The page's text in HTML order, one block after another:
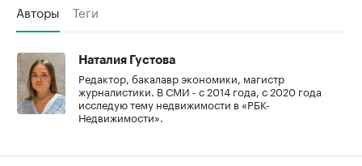
Авторы Теги
Наталия Густова
Редактор, бакалавр экономики, магистр
журналистики. В СМИ - с 2014 года, с 2020 года
исследую тему недвижимости в «РБК-
Недвижимости».